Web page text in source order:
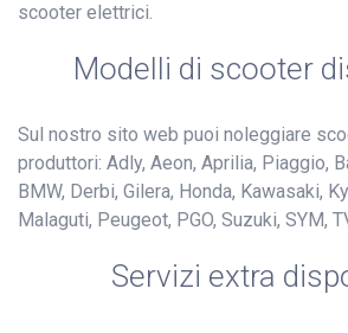
scooter elettrici.
Modelli di scooter
Sul nostro sito web puoi noleggiare
produttori: Adly, Aeon, Aprilia, Piaggio,
BMW, Derbi, Gilera, Honda, Kawasaki,
Malaguti, Peugeot, PGO, Suzuki, SYM,
Servizi extra